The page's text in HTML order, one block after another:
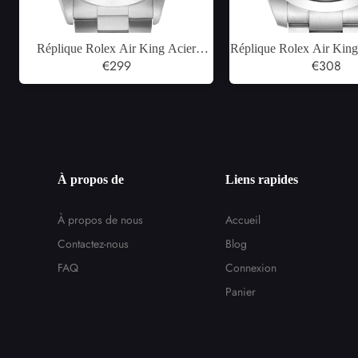
Réplique Rolex Air King Acier
Cadran Saumon Lunette Lisse Montre
€299
Réplique Rolex Air
Black Dial Steel Mens
€308
À propos de
À propos de nous
Contactez-nous
FAQ
Liens rapides
Accueil
Blog
Connexion
Panier